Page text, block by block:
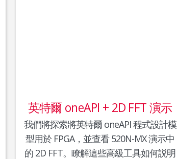
英特爾 oneAPI + 2D FFT 演示
我們將探索將英特爾 oneAPI 程式設計模
型用於 FPGA，並查看 520N-MX 演示中
的 2D FFT。瞭解這些高級工具如何説明